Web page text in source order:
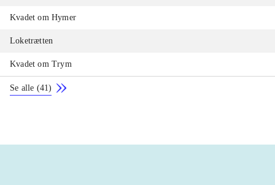
Kvadet om Hymer
Loketrætten
Kvadet om Trym
Se alle (41)